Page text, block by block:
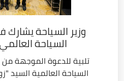
وزير السياحة يشارك
السياحة
تلبية للدعوة الموجهة
السياحة العالمية السيد